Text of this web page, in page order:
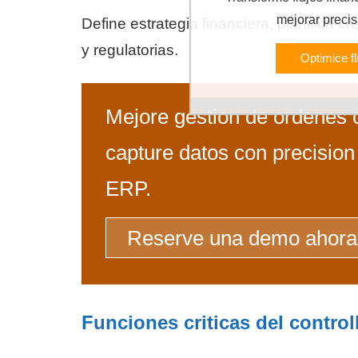
Define estrategia financiera, planifica
y regulatorias.
Mejore gestion de ordenes
capture datos con
ERP.
Reserve una demo ahora
Funciones criticas del
mejorar
Optimice